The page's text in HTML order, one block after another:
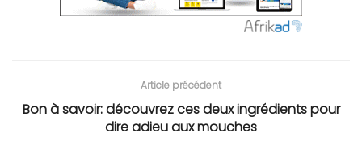
Article précédent
Bon à savoir: découvrez ces deux ingrédients pour
dire adieu aux mouches